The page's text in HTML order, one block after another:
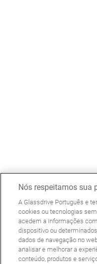
Nós respeitamos sua
A Glassdrive Português e
cookies ou tecnologias
acedem a informações
dispositivo ou
dados de navegação no
analisar e melhorar a
conteúdo, produtos e